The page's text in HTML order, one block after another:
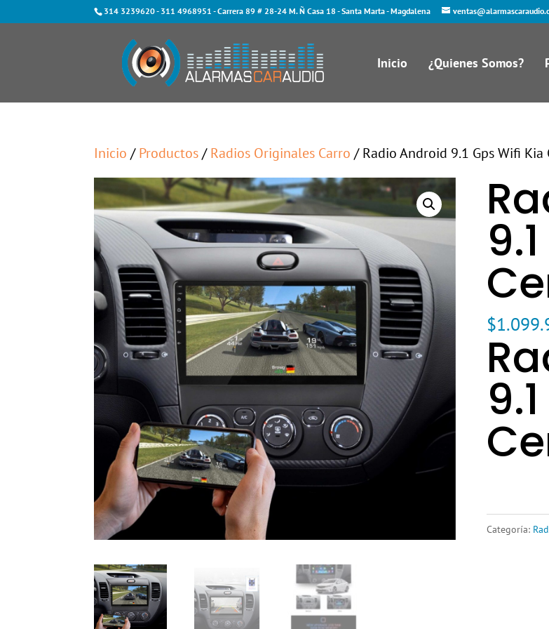
314 3239620- 311 4968951 - Carrera 89 # 28-24 M. Ñ Casa 18 - Santa Marta - Magdalena
Inicio ¿Quienes Somos?
Inicio /Productos/Radios Originales Carro / Radio Android 9.1 Gps Wifi Kia
$
Categoría: